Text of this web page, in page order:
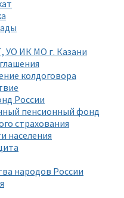
УО ИК МО г. Казани
колдоговора
России
пенсионный фонд
страхования
населения
народов России